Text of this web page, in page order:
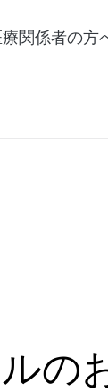
療関係者の方
の